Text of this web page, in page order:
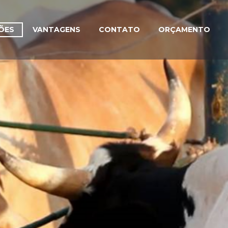
VANTAGENS CONTATO ORÇAMENTO